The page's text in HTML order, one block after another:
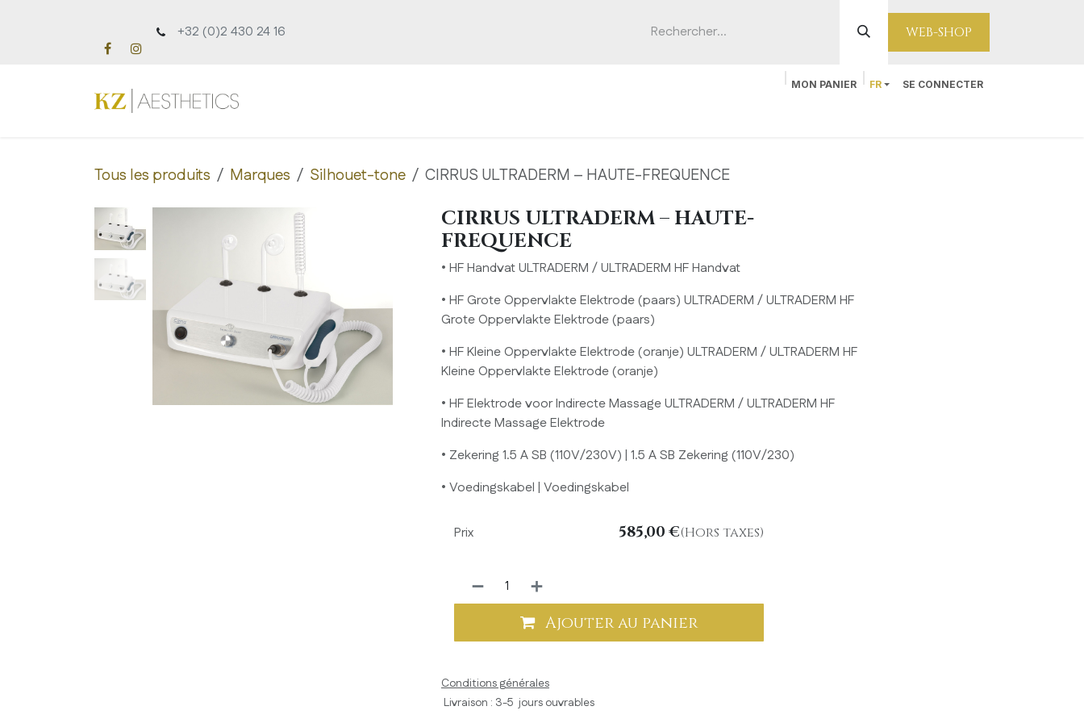
+32 (0)2 430 24 16 WEB-SHOP
MON PANIER FR SE CONNECTER
Tous les produits Marques Silhouet-tone CIRRUS ULTRADERM – HAUTE-FREQUENCE
CIRRUS ULTRADERM – HAUTE-
FREQUENCE
• HF Handvat ULTRADERM / ULTRADERM HF Handvat
• HF Grote Oppervlakte Elektrode (paars) ULTRADERM / ULTRADERM HF
Grote Oppervlakte Elektrode (paars)
• HF Kleine Oppervlakte Elektrode (oranje) ULTRADERM / ULTRADERM HF
Kleine Oppervlakte Elektrode (oranje)
• HF Elektrode voor Indirecte Massage ULTRADERM / ULTRADERM HF
Indirecte Massage Elektrode
• Zekering 1.5 A SB (110V/230V) | 1.5 A SB Zekering (110V/230)​
• Voedingskabel | Voedingskabel
Ajouter au panier
Prix 585,00 €(Hors taxes)
Conditions générales
Livraison : 3-5 jours ouvrables